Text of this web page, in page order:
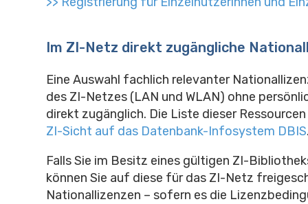
Im ZI-Netz direkt zugängliche
Eine Auswahl fachlich relevanter
des ZI-Netzes (LAN und WLAN) ohne
direkt zugänglich. Die Liste dieser
ZI-Sicht auf das Datenbank-Infosystem DBIS
Falls Sie im Besitz eines gültigen ZI-
können Sie auf diese für das ZI-Netz
Nationallizenzen – sofern es die